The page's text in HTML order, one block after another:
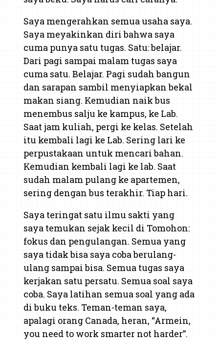
Saya mengerahkan semua usaha saya.
Saya meyakinkan diri bahwa saya
cuma punya satu tugas. Satu: belajar.
Dari pagi sampai malam tugas saya
cuma satu. Belajar. Pagi sudah bangun
dan sarapan sambil menyiapkan bekal
makan siang. Kemudian naik bus
menembus salju ke kampus, ke Lab.
Saat jam kuliah, pergi ke kelas. Setelah
itu kembali lagi ke Lab. Sering lari ke
perpustakaan untuk mencari bahan.
Kemudian kembali lagi ke lab. Saat
sudah malam pulang ke apartemen,
sering dengan bus terakhir. Tiap hari.
Saya teringat satu ilmu sakti yang
saya temukan sejak kecil di Tomohon:
fokus dan pengulangan. Semua yang
saya tidak bisa saya coba berulang-
ulang sampai bisa. Semua tugas saya
kerjakan satu persatu. Semua soal saya
coba. Saya latihan semua soal yang ada
di buku teks. Teman-teman saya,
apalagi orang Canada, heran, “Armein,
you need to work smarter not harder”.